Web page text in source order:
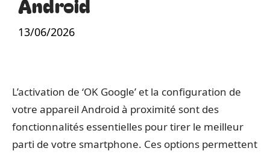
13/06/2026
L’activation de ‘OK Google’ et la configuration de
votre appareil Android à proximité sont des
fonctionnalités essentielles pour tirer le meilleur
parti de votre smartphone. Ces options permettent